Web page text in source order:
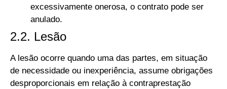
excessivamente onerosa, o contrato pode ser
anulado.
2.2. Lesão
A lesão ocorre quando uma das partes, em situação
de necessidade ou inexperiência, assume obrigações
desproporcionais em relação à contraprestação